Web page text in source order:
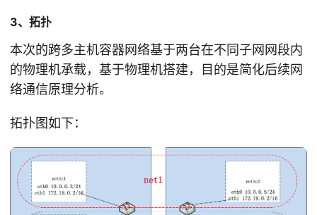
3、拓扑
本次的跨多主机容器网络基于两台在不同子网网段内
的物理机承载，基于物理机搭建，目的是简化后续网
络通信原理分析。
拓扑图如下：